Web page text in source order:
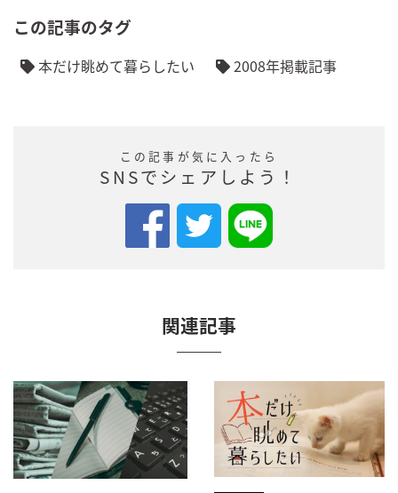
この記事のタグ
本だけ眺めて暮らしたい 2008年掲載記事
この記事が気に入ったら
SNSでシェアしよう！
関連記事